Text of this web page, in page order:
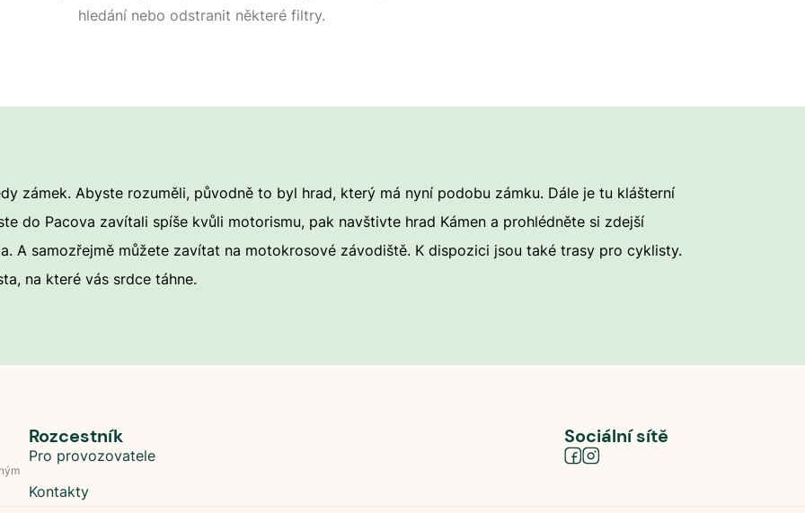
hledání nebo odstranit některé filtry.
zámek. Abyste rozuměli, původně to byl hrad, který má nyní podobu zámku. Dále je tu klášterní
do Pacova zavítali spíše kvůli motorismu, pak navštivte hrad Kámen a prohlédněte si zdejší
A samozřejmě můžete zavítat na motokrosové závodiště. K dispozici jsou také trasy pro cyklisty.
na které vás srdce táhne.
Rozcestník
Pro provozovatele
Kontakty
Sociální sítě